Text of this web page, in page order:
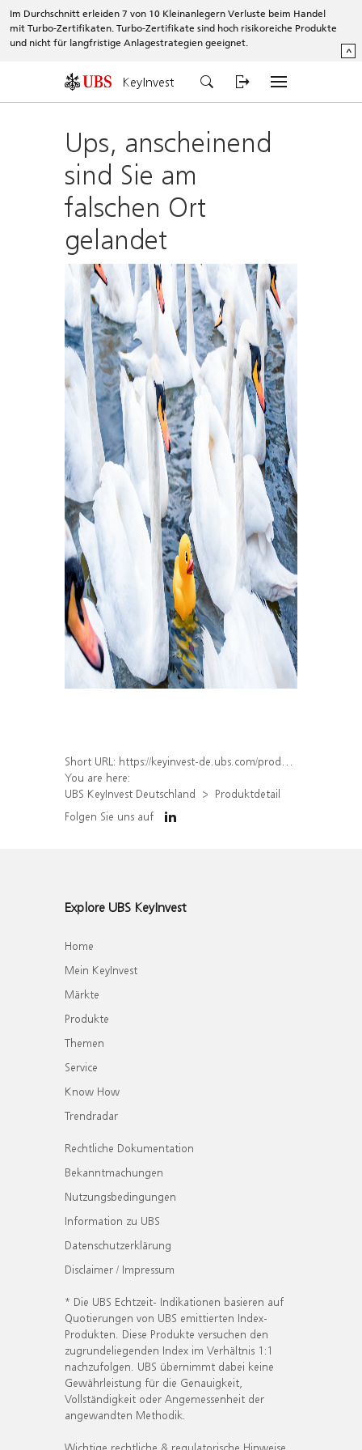
Im Durchschnitt erleiden 7 von 10 Kleinanlegern Verluste beim Handel
mit Turbo-Zertifikaten. Turbo-Zertifikate sind hoch risikoreiche Produkte
und nicht für langfristige Anlagestrategien geeignet.
^
KeyInvest
Ups, anscheinend
sind Sie am
falschen Ort
gelandet
Short URL: https://keyinvest-de.ubs.com/produkt/detail/index/isin/DE000WA13BR4
You are here:
UBS KeyInvest Deutschland
Produktdetail
Folgen Sie uns auf
Explore UBS KeyInvest
Home
Mein KeyInvest
Märkte
Produkte
Themen
Service
Know How
Trendradar
Rechtliche Dokumentation
Bekanntmachungen
Nutzungsbedingungen
Information zu UBS
Datenschutzerklärung
Disclaimer / Impressum
* Die UBS Echtzeit- Indikationen basieren auf
Quotierungen von UBS emittierten Index-
Produkten. Diese Produkte versuchen den
zugrundeliegenden Index im Verhältnis 1:1
nachzufolgen. UBS übernimmt dabei keine
Gewährleistung für die Genauigkeit,
Vollständigkeit oder Angemessenheit der
angewandten Methodik.